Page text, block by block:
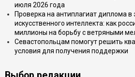
июля 2026 года
Проверка на антиплагиат диплома в
искусственного интеллекта: как
миллионы на борьбу с ветряными
Севастопольцам помогут решить
условия для получения поддержки